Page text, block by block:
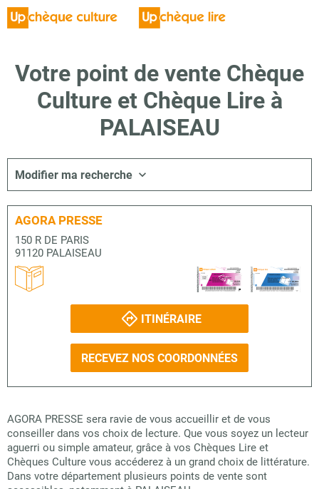
Votre point de vente Chèque
Culture et Chèque Lire à
PALAISEAU
Modifier ma recherche
AGORA PRESSE
150 R DE PARIS
91120 PALAISEAU
ITINÉRAIRE
RECEVEZ NOS COORDONNÉES
AGORA PRESSE sera ravie de vous accueillir et de vous
conseiller dans vos choix de lecture. Que vous soyez un lecteur
aguerri ou simple amateur, grâce à vos Chèques Lire et
Chèques Culture vous accéderez à un grand choix de littérature.
Dans votre département plusieurs points de vente sont